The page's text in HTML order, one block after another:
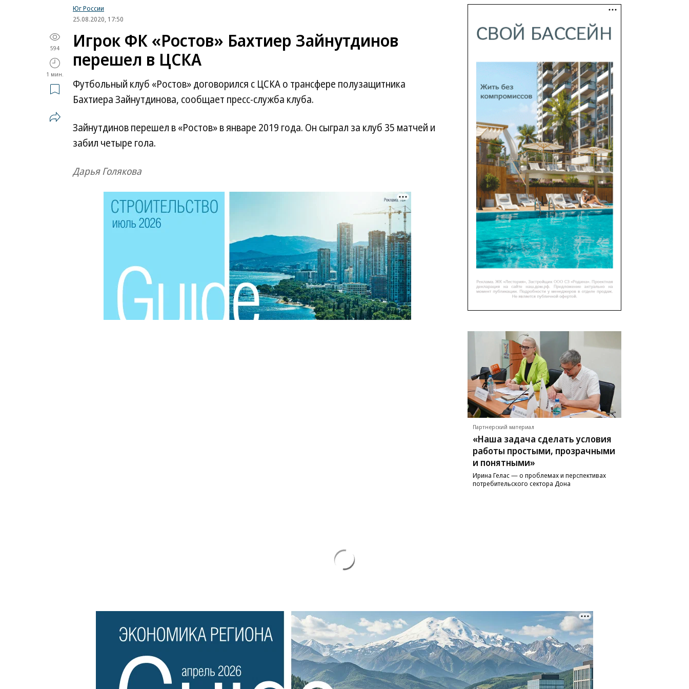
Юг России
25.08.2020, 17:50
594
1 мин.
Игрок ФК «Ростов» Бахтиер Зайнутдинов
перешел в ЦСКА
Футбольный клуб «Ростов» договорился с ЦСКА о трансфере полузащитника
Бахтиера Зайнутдинова, сообщает пресс-служба клуба.
Зайнутдинов перешел в «Ростов» в январе 2019 года. Он сыграл за клуб 35 матчей и
забил четыре гола.
Дарья Голякова
Партнерский материал
«Наша задача сделать условия
работы простыми, прозрачными
и понятными»
Ирина Гелас — о проблемах и перспективах
потребительского сектора Дона